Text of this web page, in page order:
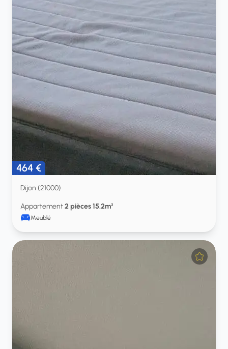
464 €
Dijon (21000)
Appartement2 pièces 15.2m²
Meublé